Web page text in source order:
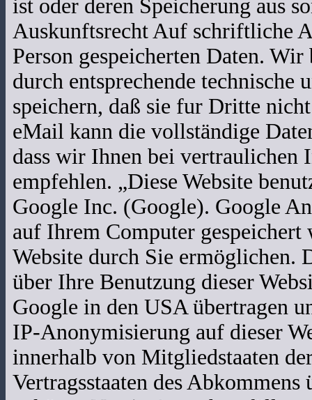
ist oder deren Speicherung aus
Auskunftsrecht Auf schriftliche
Person gespeicherten Daten.
durch entsprechende technische
speichern, daß sie fur Dritte
eMail kann die vollständige
dass wir Ihnen bei vertraulichen
empfehlen. „Diese Website
Google Inc. (Google). Google
auf Ihrem Computer gespeichert
Website durch Sie ermöglichen.
über Ihre Benutzung dieser
Google in den USA übertragen
IP-Anonymisierung auf dieser
innerhalb von Mitgliedstaaten
Vertragsstaaten des